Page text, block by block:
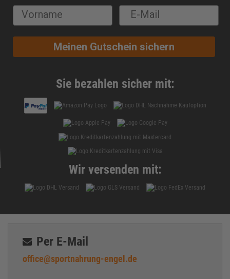
Meinen Gutschein sichern
Sie bezahlen sicher mit:
Wir versenden mit:
Per E-Mail
office@sportnahrung-engel.de